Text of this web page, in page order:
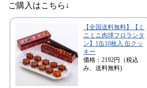
ご購入はこちら↓
【全国送料無料】【ミ
ニミニ肉球フロランタ
ン】1缶10枚入 缶クッ
キー
価格：2192円（税込
み、送料無料)